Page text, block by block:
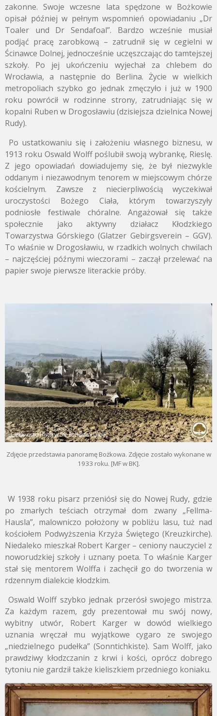
zakonne. Swoje wczesne lata spędzone w Bożkowie
opisał później w pełnym wspomnień opowiadaniu „Dr
Toaler und Dr Sendafoal”. Bardzo wcześnie musiał
podjąć pracę zarobkową – zatrudnił się w cegielni w
Ścinawce Dolnej, jednocześnie uczęszczając do tamtejszej
szkoły. Po jej ukończeniu wyjechał za chlebem do
Wrocławia, a następnie do Berlina. Życie w wielkich
metropoliach szybko go jednak zmęczyło i już w 1900
roku powrócił w rodzinne strony, zatrudniając się w
kopalni Ruben w Drogosławiu (dzisiejsza dzielnica Nowej
Rudy).
Po ustatkowaniu się i założeniu własnego biznesu, w
1913 roku Oswald Wolff poślubił swoją wybrankę, Rieslę.
Z jego opowiadań dowiadujemy się, że był niezwykle
oddanym i niezawodnym tenorem w miejscowym chórze
kościelnym. Zawsze z niecierpliwością wyczekiwał
uroczystości Bożego Ciała, którym towarzyszyły
podniosłe festiwale chóralne. Angażował się także
społecznie jako aktywny działacz Kłodzkiego
Towarzystwa Górskiego (Glatzer Gebirgsverein – GGV).
To właśnie w Drogosławiu, w rzadkich wolnych chwilach
– najczęściej późnymi wieczorami – zaczął przelewać na
papier swoje pierwsze literackie próby.
Zdjęcie przedstawia panoramę Bożkowa. Zdjęcie zostało wykonane w
1933 roku. [MF w BK].
W 1938 roku pisarz przeniósł się do Nowej Rudy, gdzie
po zmarłych teściach otrzymał dom zwany „Fellma-
Hausla”, malowniczo położony w pobliżu lasu, tuż nad
kościołem Podwyższenia Krzyża Świętego (Kreuzkirche).
Niedaleko mieszkał Robert Karger – ceniony nauczyciel z
noworudzkiej szkoły i uznany poeta. To właśnie Karger
stał się mentorem Wolffa i zachęcił go do tworzenia w
rdzennym dialekcie kłodzkim.
Oswald Wolff szybko jednak przerósł swojego mistrza.
Za każdym razem, gdy prezentował mu swój nowy,
wybitny utwór, Robert Karger w dowód wielkiego
uznania wręczał mu wyjątkowe cygaro ze swojego
„niedzielnego pudełka” (Sonntichkiste). Sam Wolff, jako
prawdziwy kłodzczanin z krwi i kości, oprócz dobrego
tytoniu nie gardził także kieliszkiem przedniego koniaku.